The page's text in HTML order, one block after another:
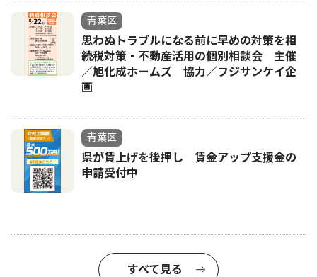
青葉区
思わぬトラブルになる前に早めの対策を相
続税対策・不動産活用の個別相談会 主催
／旭化成ホームズ 協力／フジサンケイ企
画
青葉区
県が賃上げを後押し 賃金アップ支援金の
申請受付中
すべて見る